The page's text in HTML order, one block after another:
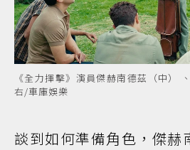
《全力揮擊》演員傑赫南德茲（中）
右/車庫娛樂
談到如何準備角色，傑赫